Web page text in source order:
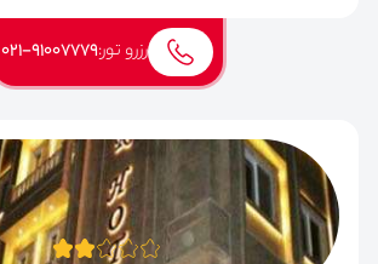
رزرو تور:021-91007779